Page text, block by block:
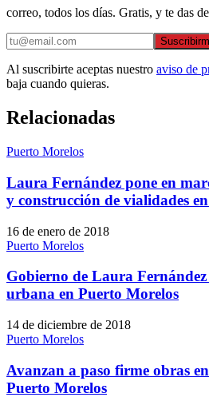
correo, todos los días. Gratis, y te das
Al suscribirte aceptas nuestro aviso de
baja cuando quieras.
Relacionadas
Puerto Morelos
Laura Fernández pone en
y construcción de vialidades
16 de enero de 2018
Puerto Morelos
Gobierno de Laura
urbana en Puerto Morelos
14 de diciembre de 2018
Puerto Morelos
Avanzan a paso firme obras
Puerto Morelos